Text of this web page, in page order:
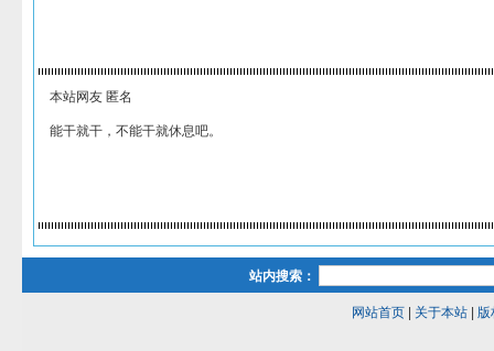
本站网友 匿名
能干就干，不能干就休息吧。
站内搜索：
网站首页| 关于本站| 版